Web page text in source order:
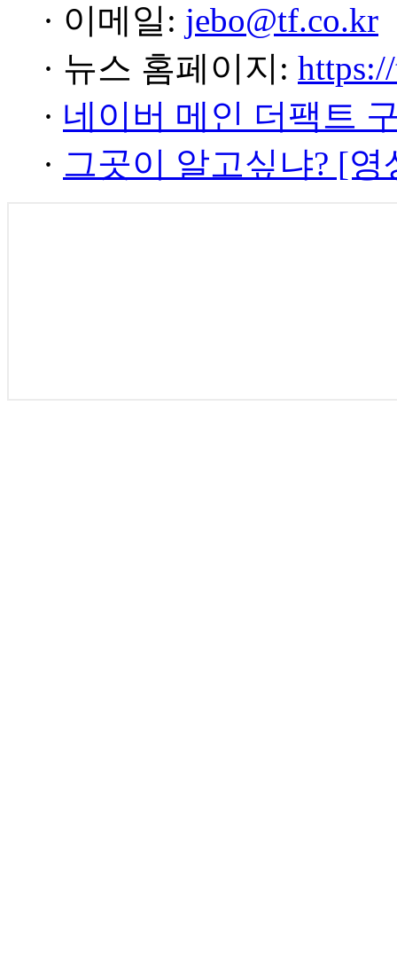
· 이메일: jebo@tf.co.kr
· 뉴스 홈페이지:
· 네이버 메인 더팩트
· 그곳이 알고싶냐? [